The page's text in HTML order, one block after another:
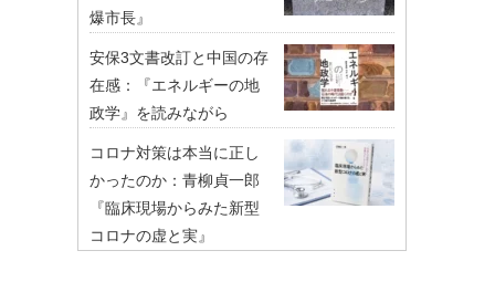
爆市長』
安保3文書改訂と中国の存
在感：『エネルギーの地
政学』を読みながら
コロナ対策は本当に正し
かったのか：青柳貞一郎
『臨床現場からみた新型
コロナの虚と実』